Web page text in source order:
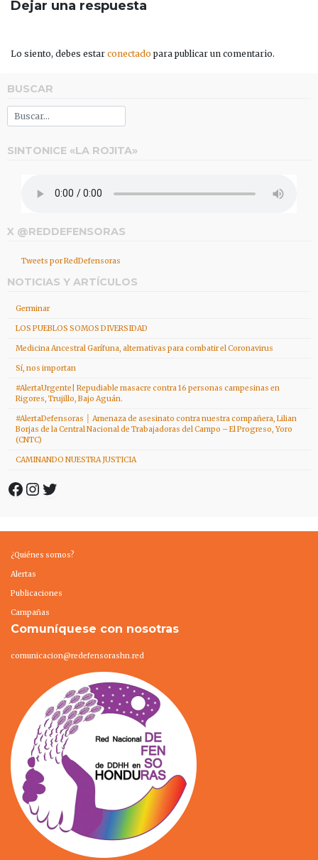
Dejar una respuesta
Lo siento, debes estar conectado para publicar un comentario.
BUSCAR
SINTONICE «LA ROJITA»
X @REDDEFENSORAS
Tweets por RedDefensoras
NOTICIAS Y ARTÍCULOS
Germinar
LOS PUEBLOS SOMOS DIVERSIDAD
Medicina Ancestral Garífuna, alternativas para combatir el Coronavirus
Sí, nos importan
#AlertaUrgente| Repudiable masacre contra 16 personas campesinas en
Rigores, Trujillo, Bajo Aguán.
#AlertaDefensoras │ Amenaza de asesinato contra nuestra compañera, Lilian
Borjas de la Central Nacional de Trabajadoras del Campo – El Progreso, Yoro
(CNTC)
CAMINANDO NUESTRA JUSTICIA
Facebook
Instagram
Twitter
¿Quiénes somos?
Alertas
Publicaciones
Campañas
Comuníquese con nosotras
comunicacion@redefensorashn.red